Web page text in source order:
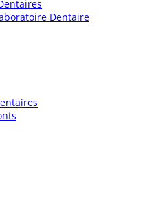
Dentaire